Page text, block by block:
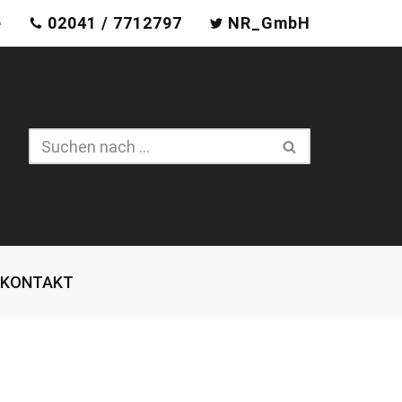
02041 / 7712797 NR_GmbH
KONTAKT